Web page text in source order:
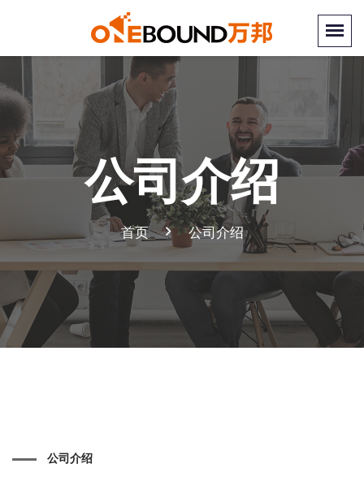
公司介绍
首页 公司介绍
公司介绍